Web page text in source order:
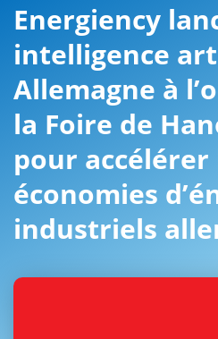
Energiency
intelligence
Allemagne à
la Foire de
pour accélérer
économies
industriels